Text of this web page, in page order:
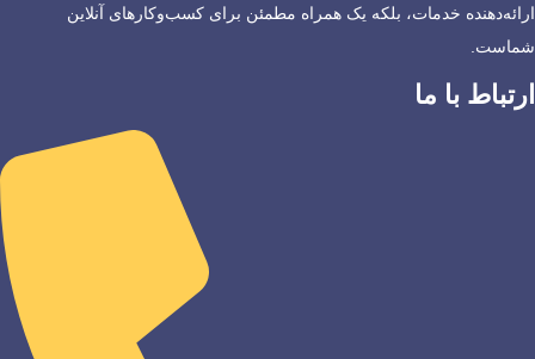
ارائه‌دهنده خدمات، بلکه یک همراه مطمئن برای کسب‌وکارهای آنلاین
شماست.
ارتباط با ما